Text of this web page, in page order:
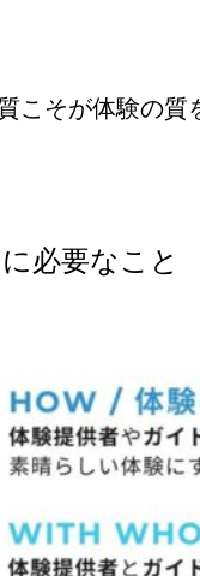
こそが体験の質
必要なこと